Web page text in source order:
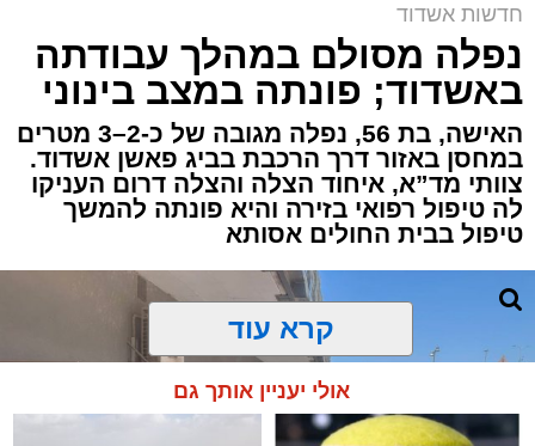
אירוע דרמטי הסתיים בנס רפואי באשדוד, לאחר
שגבר בן 56 התמוטט בביתו שבאחד הרחובות
ברובע י"א בעיר, כתוצאה מאירוע פתאומי שגרם
להפסקת פעילות ליבו.
למקום הוזעקו מיד צוותי רפואה ומתנדבים של
ארגון "איחוד הצלה". החובשים והפרמדיקים
הכרה, ופתחו מיידית בפעולות החייאה מתקדמות,
הכוללות עיסויי לב ושימוש במפעם (דפיברילטור).
בזכות התושייה והפעילות המהירה והמקצועית של
הצוותים בשטח, ליבו של הגבר שב לפעום.
חדשות אשדוד
נפלה מסולם במהלך עבודתה
באשדוד; פונתה במצב בינוני
האישה, בת 56, נפלה מגובה של כ-2–3 מטרים
במחסן באזור דרך הרכבת בביג פאשן אשדוד.
צוותי מד”א, איחוד הצלה והצלה דרום העניקו
לה טיפול רפואי בזירה והיא פונתה להמשך
טיפול בבית החולים אסותא
קרא עוד
אולי יעניין אותך גם